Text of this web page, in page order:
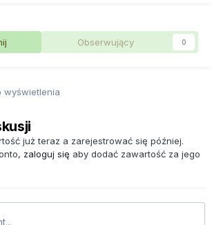
Obserwujący 0
wyświetlenia
już teraz a zarejestrować się później.
zaloguj się aby dodać zawartość za jego